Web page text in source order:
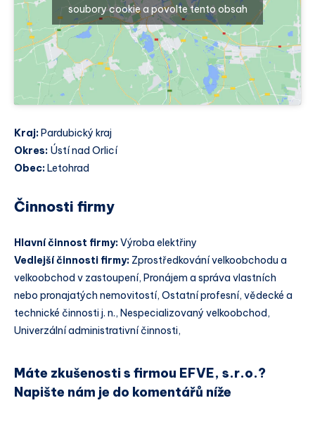
soubory cookie a povolte tento obsah
Kraj: Pardubický kraj
Okres: Ústí nad Orlicí
Obec: Letohrad
Činnosti firmy
Hlavní činnost firmy:Výroba elektřiny
Vedlejší činnosti firmy: Zprostředkování velkoobchodu a
velkoobchod v zastoupení, Pronájem a správa vlastních
nebo pronajatých nemovitostí, Ostatní profesní, vědecké a
technické činnosti j. n., Nespecializovaný velkoobchod,
Univerzální administrativní činnosti,
Máte zkušenosti s firmou EFVE, s.r.o.?
Napište nám je do komentářů níže